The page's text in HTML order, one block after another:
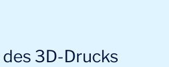
3D-Drucks